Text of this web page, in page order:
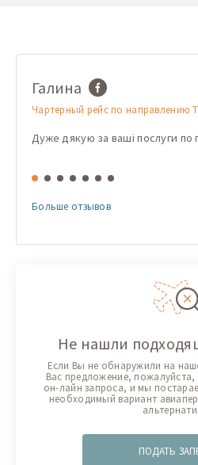
Галина
Чартерный рейс по направлению
Дуже дякую за ваші послуги по
Больше отзывов
Не нашли
Если Вы не обнаружили на
Вас предложение,
он-лайн запроса, и мы
необходимый вариант
ПОДАТЬ